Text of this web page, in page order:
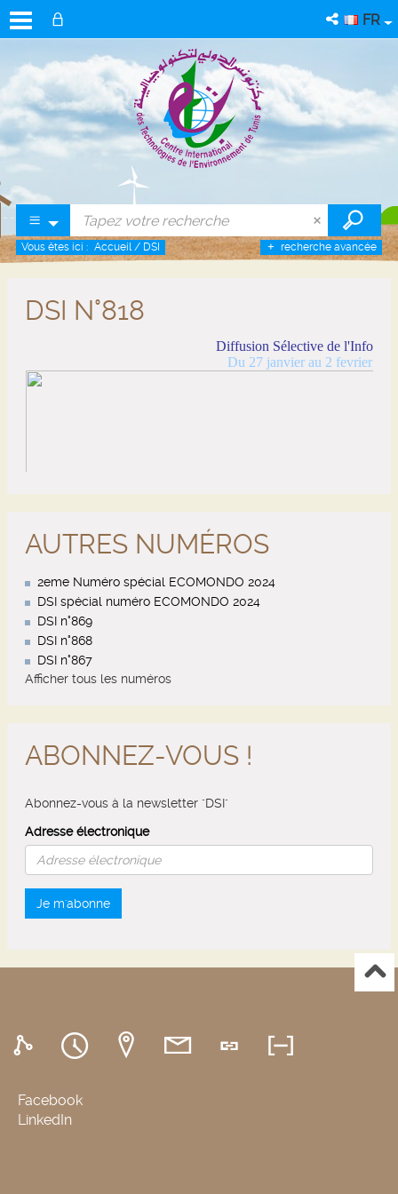
FR
recherche avancée
Vous êtes ici : Accueil / DSI
DSI N°818
AUTRES NUMÉROS
2eme Numéro spécial ECOMONDO 2024
DSI spécial numéro ECOMONDO 2024
DSI n°869
DSI n°868
DSI n°867
Afficher tous les numéros
ABONNEZ-VOUS !
Abonnez-vous à la newsletter "DSI"
Adresse électronique
Je m'abonne
Facebook
LinkedIn